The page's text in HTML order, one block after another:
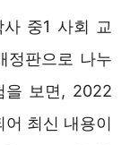
중1 사회 교
정판으로 나누
을 보면, 2022
최신 내용이